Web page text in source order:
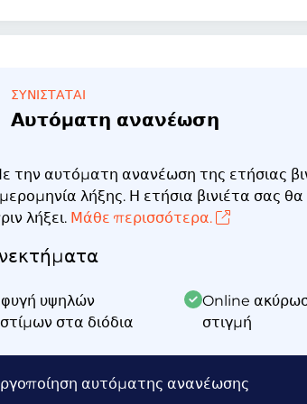
ΣΥΝΙΣΤΆΤΑΙ
Αυτόματη ανανέωση
την αυτόματη ανανέωση της ετήσιας
λήξης. Η ετήσια βινιέτα σας
λήξει. Μάθε περισσότερα.
υψηλών
στα διόδια
Online
στιγμή
αυτόματης ανανέωσης